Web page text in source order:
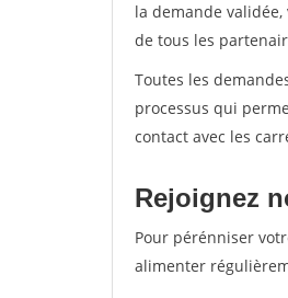
la demande
de tous les
Toutes les
processus qui
contact avec les
Rejoignez
Pour pérénniser
alimenter